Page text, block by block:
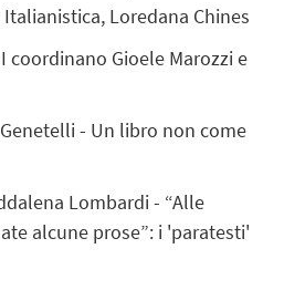
Loredana Chines
coordinano Gioele Marozzi e
- Un libro non come
Lombardi - “Alle
alcune prose”: i 'paratesti'